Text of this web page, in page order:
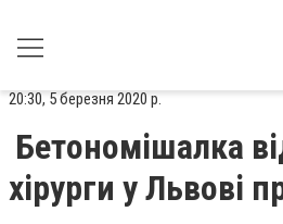
20:30, 5 березня 2020 р.
Бетономішалка
хірурги у Львові